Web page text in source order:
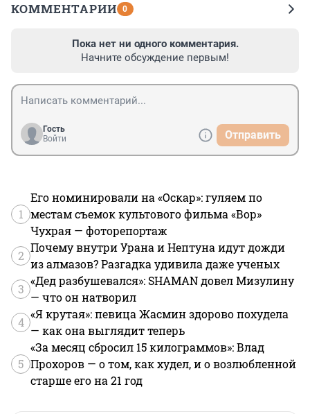
КОММЕНТАРИИ 0
Пока нет ни одного комментария.
Начните обсуждение первым!
Гость
Войти
Отправить
1
Его номинировали на «Оскар»: гуляем по
местам съемок культового фильма «Вор»
Чухрая — фоторепортаж
2
Почему внутри Урана и Нептуна идут дожди
из алмазов? Разгадка удивила даже ученых
3
«Дед разбушевался»: SHAMAN довел Мизулину
— что он натворил
4
«Я крутая»: певица Жасмин здорово похудела
— как она выглядит теперь
5
«За месяц сбросил 15 килограммов»: Влад
Прохоров — о том, как худел, и о возлюбленной
старше его на 21 год